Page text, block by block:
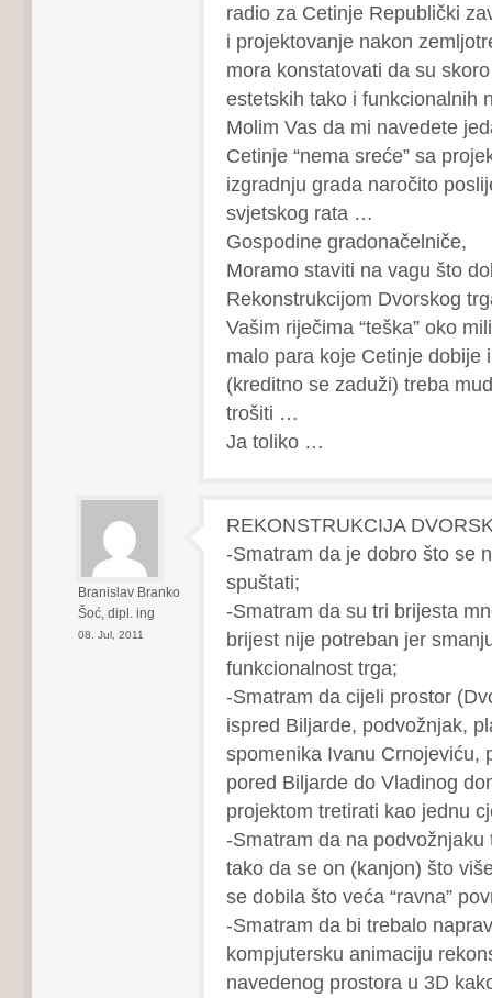
radio za Cetinje Republički
i projektovanje nakon
mora konstatovati da su skoro
estetskih tako i funkcionalnih
Molim Vas da mi navedete
Cetinje “nema sreće” sa
izgradnju grada naročito
svjetskog rata …
Gospodine gradonačelniče,
Moramo staviti na vagu što
Rekonstrukcijom Dvorskog
Vašim riječima “teška” oko
malo para koje Cetinje dobije
(kreditno se zaduži) treba
trošiti …
Ja toliko …
Branislav Branko
Šoć, dipl. ing
08. Jul, 2011
REKONSTRUKCIJA
-Smatram da je dobro što se
spuštati;
-Smatram da su tri brijesta
brijest nije potreban jer
funkcionalnost trga;
-Smatram da cijeli prostor
ispred Biljarde, podvožnjak,
spomenika Ivanu Crnojeviću,
pored Biljarde do Vladinog
projektom tretirati kao jednu
-Smatram da na podvožnjaku
tako da se on (kanjon) što
se dobila što veća “ravna”
-Smatram da bi trebalo
kompjutersku animaciju
navedenog prostora u 3D